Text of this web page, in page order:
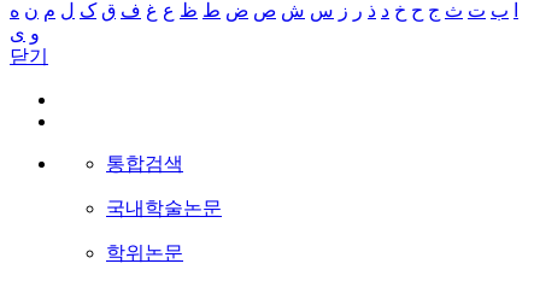
ب ت ث ج ح خ د ذ ر ز س ش ص ض ط ظ ع غ ف ق ک ل م ن ه
و ی
닫기
통합검색
국내학술논문
학위논문